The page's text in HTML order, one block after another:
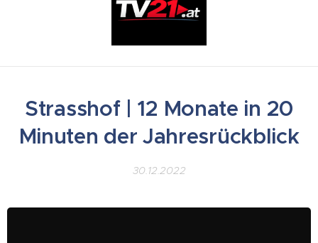
Strasshof | 12 Monate in 20
Minuten der Jahresrückblick
30.12.2022